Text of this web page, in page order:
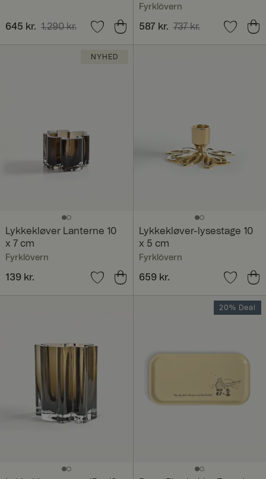
Nuværende pris
645 kr. 1.290 kr.
Fyrklövern
Nuværende pris
587 kr. 737 kr.
NYHED
Lykkekløver Lanterne 10
x 7 cm
Fyrklövern
Pris :139 kr.
139 kr.
Lykkekløver-lysestage 10
x 5 cm
Fyrklövern
Pris :659 kr.
659 kr.
20% Deal